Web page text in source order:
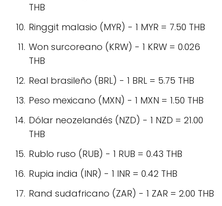
THB
Ringgit malasio (MYR) - 1 MYR = 7.50 THB
Won surcoreano (KRW) - 1 KRW = 0.026
THB
Real brasileño (BRL) - 1 BRL = 5.75 THB
Peso mexicano (MXN) - 1 MXN = 1.50 THB
Dólar neozelandés (NZD) - 1 NZD = 21.00
THB
Rublo ruso (RUB) - 1 RUB = 0.43 THB
Rupia india (INR) - 1 INR = 0.42 THB
Rand sudafricano (ZAR) - 1 ZAR = 2.00 THB